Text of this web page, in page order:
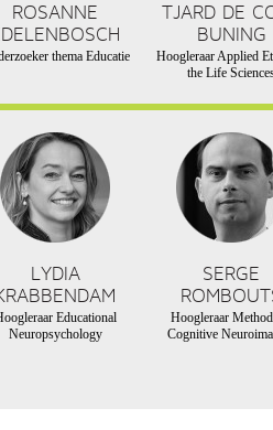
ROSANNE
thema Educatie
TJARD DE
BUNING
Hoogleraar Applied
the Life
LYDIA
Educational
Neuropsychology
SERGE
Hoogleraar
Cognitive